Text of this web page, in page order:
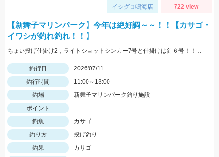
イシグロ鳴海店 722 view
【新舞子マリンパーク】今年は絶好調～～！！【カサゴ・
イワシが釣れ釣れ！！】
ちょい投げ仕掛け2，ライトショットシンカー7号と仕掛けは針６号！！エサはゴールドがおすすめ！！
釣行日
2026/07/11
釣行時間
11:00～13:00
釣場
新舞子マリンパーク釣り施設
ポイント
釣魚
カサゴ
釣り方
投げ釣り
釣果
カサゴ